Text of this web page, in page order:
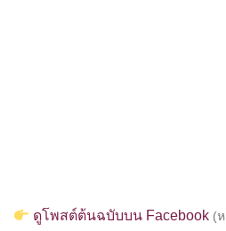
ดูโพสต์ต้นฉบับบน Facebook (